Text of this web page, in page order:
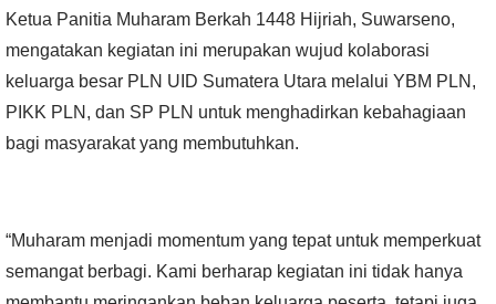
Ketua Panitia Muharam Berkah 1448 Hijriah, Suwarseno,
mengatakan kegiatan ini merupakan wujud kolaborasi
keluarga besar PLN UID Sumatera Utara melalui YBM PLN,
PIKK PLN, dan SP PLN untuk menghadirkan kebahagiaan
bagi masyarakat yang membutuhkan.
“Muharam menjadi momentum yang tepat untuk memperkuat
semangat berbagi. Kami berharap kegiatan ini tidak hanya